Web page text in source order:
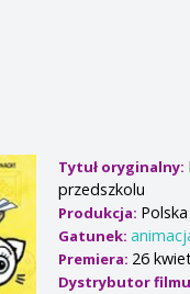
Tytuł oryginalny:
przedszkolu
Produkcja:
Gatunek:
Premiera: 26
Dystrybutor